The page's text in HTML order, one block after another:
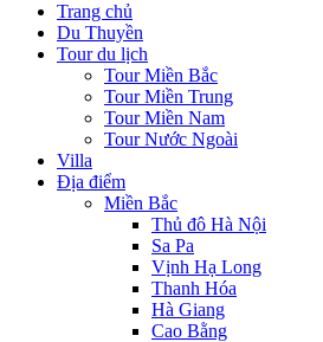
Trang chủ
Du Thuyền
Tour du lịch
Tour Miền Bắc
Tour Miền Trung
Tour Miền Nam
Tour Nước Ngoài
Villa
Địa điểm
Miền Bắc
Thủ đô Hà Nội
Sa Pa
Vịnh Hạ Long
Thanh Hóa
Hà Giang
Cao Bằng